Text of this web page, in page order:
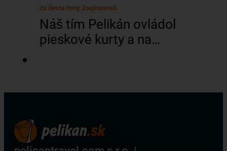
Zo života firmy, Zaujímavosti
Náš tím Pelikán ovládol
pieskové kurty a na
konkurencii 12-tich tímov
naši kolegovia predviedli